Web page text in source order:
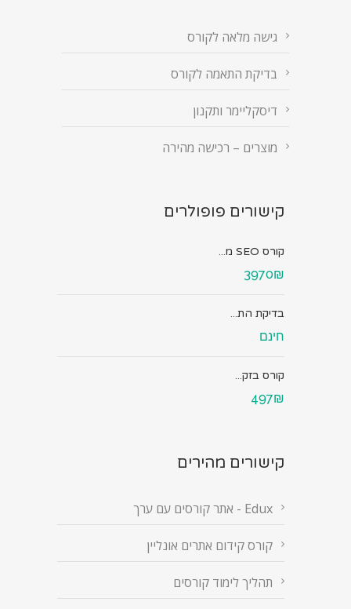
גישה מלאה לקורס
בדיקת התאמה לקורס
דיסקליימר ותקנון
מוצרים – רכישה מהירה
קישורים פופולרים
קורס SEO מ...
3970₪
בדיקת הת...
חינם
קורס בזק...
497₪
קישורים מהירים
Edux - אתר קורסים עם ערך
קורס קידום אתרים אונליין
תהליך לימוד קורסים